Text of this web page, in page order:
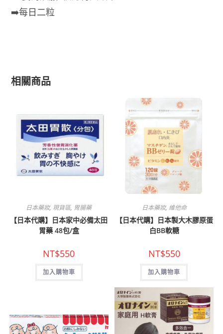
➡️每日二粒
相關商品
日本藥妝, 現貨區, 胃腸藥
【日本代購】日本家中必備太田
胃藥 48包/盒
NT$550
加入購物車
日本藥妝, 維他命
【日本代購】日本製大木膠原蛋
白BB軟糖
NT$550
加入購物車